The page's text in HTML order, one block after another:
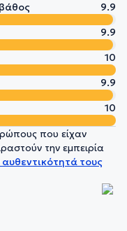
9.9
9.9
10
9.9
10
που είχαν
την εμπειρία
τους